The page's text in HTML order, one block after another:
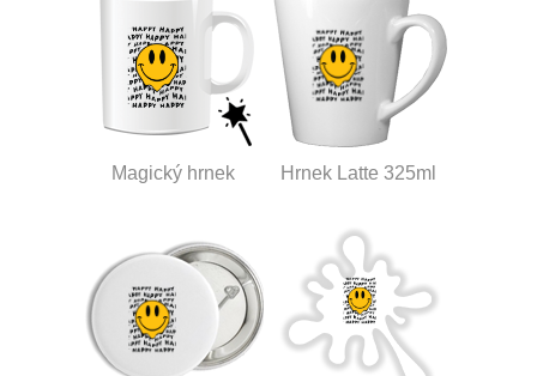
Magický hrnek Hrnek Latte 325ml